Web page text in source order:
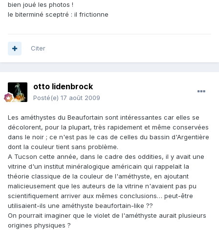
bien joué les photos !
le biterminé sceptré : il frictionne
Citer
otto lidenbrock
Posté(e) 17 août 2009
Les améthystes du Beaufortain sont intéressantes car elles se
décolorent, pour la plupart, très rapidement et même conservées
dans le noir ; ce n'est pas le cas de celles du bassin d'Argentière
dont la couleur tient sans problème.
A Tucson cette année, dans le cadre des oddities, il y avait une
vitrine d'un institut minéralogique américain qui rappelait la
théorie classique de la couleur de l'améthyste, en ajoutant
malicieusement que les auteurs de la vitrine n'avaient pas pu
scientifiquement arriver aux mêmes conclusions… peut-être
utilisaient-ils une améthyste beaufortain-like ??
On pourrait imaginer que le violet de l'améthyste aurait plusieurs
origines physiques ?